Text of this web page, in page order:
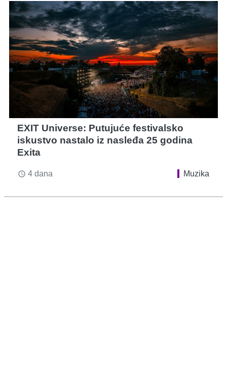
EXIT Universe: Putujuće festivalsko
iskustvo nastalo iz nasleđa 25 godina
Exita
access_time 4 dana Muzika